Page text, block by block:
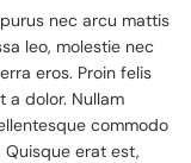
nec arcu mattis
leo, molestie nec
eros. Proin felis
a dolor. Nullam
commodo
erat est,